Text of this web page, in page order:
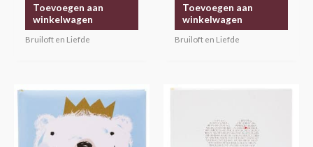
Toevoegen aan
winkelwagen
Bruiloft en Liefde
Toevoegen aan
winkelwagen
Bruiloft en Liefde